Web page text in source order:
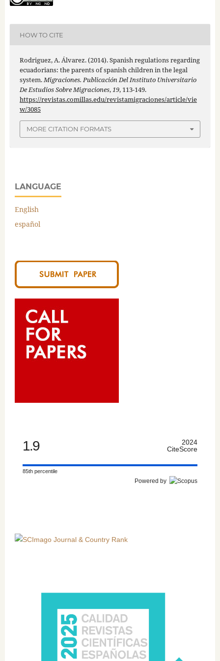
HOW TO CITE
Rodriguez, A. Álvarez. (2014). Spanish regulations regarding
ecuadorians: the parents of spanish children in the legal
system.Migraciones. Publicación Del Instituto Universitario
De Estudios Sobre Migraciones,19, 113-149.
https://revistas.comillas.edu/revistamigraciones/article/vie
w/3085
MORE CITATION FORMATS
LANGUAGE
English
español
1.9
2024
CiteScore
85th percentile
Powered by